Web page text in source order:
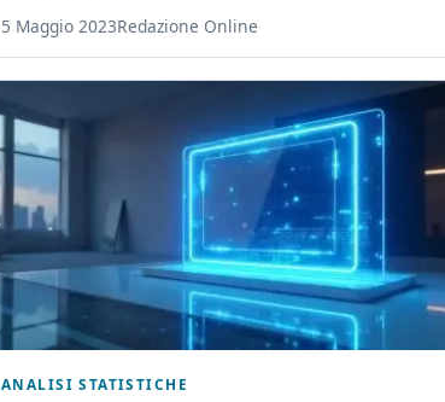
5 Maggio 2023Redazione Online
ANALISI STATISTICHE